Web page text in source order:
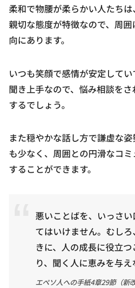
柔和で物腰が柔らかい人たち
親切な態度が特徴なので、周
向にあります。
いつも笑顔で感情が安定して
聞き上手なので、悩み相談を
するでしょう。
また穏やかな話し方で謙虚な
も少なく、周囲との円滑なコ
することができます。
悪いことばを、いっさ
てはいけません。むしろ
きに、人の成長に役立
り、聞く人に恵みを与え
エペソ人への手紙4章29節（新